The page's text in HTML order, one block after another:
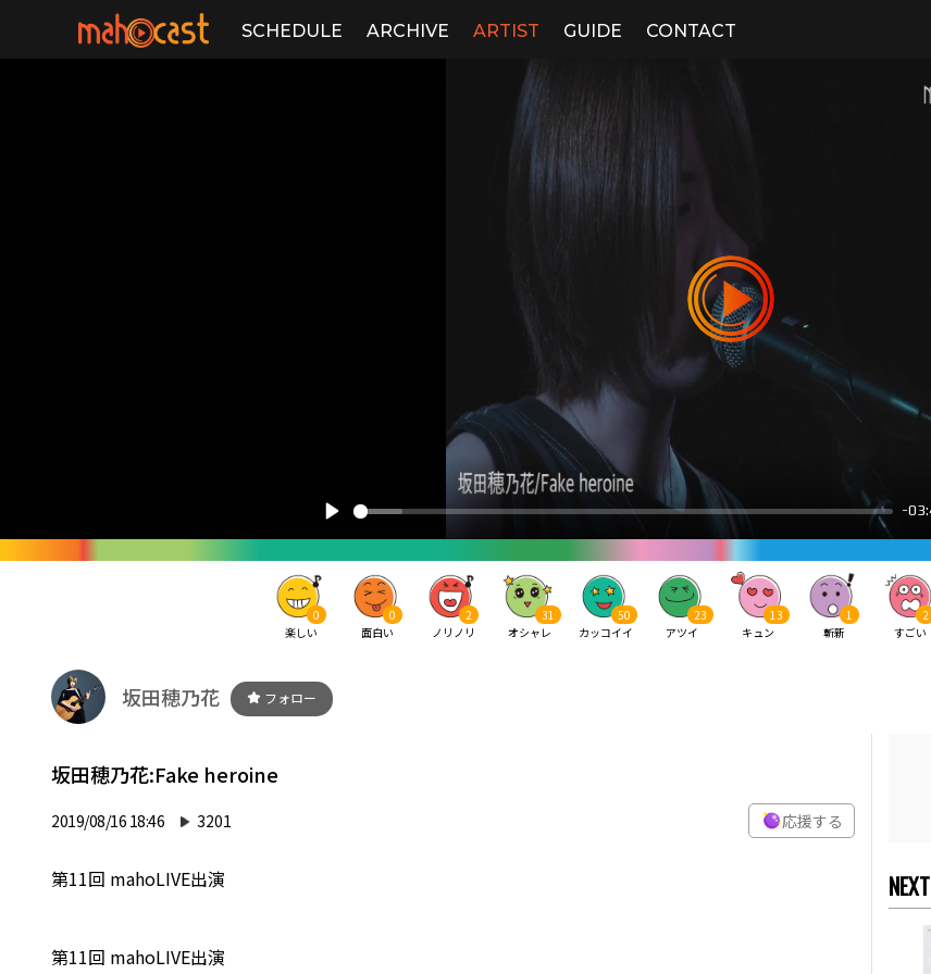
SCHEDULE ARCHIVE ARTIST GUIDE CONTACT
0
楽しい
0
面白い
2
ノリノリ
31
オシャレ
50
カッコイイ
23
アツイ
13
キュン
1
斬新
2
すごい
坂田穂乃花 フォロー
坂田穂乃花:Fake heroine
2019/08/16 18:46 3201 応援する
第11回 mahoLIVE出演
第11回 mahoLIVE出演